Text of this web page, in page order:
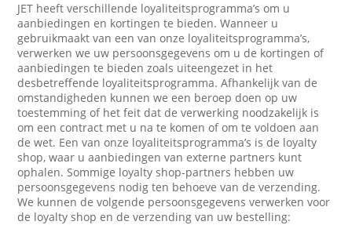
JET heeft verschillende loyaliteitsprogramma’s om u
aanbiedingen en kortingen te bieden. Wanneer u
gebruikmaakt van een van onze loyaliteitsprogramma’s,
verwerken we uw persoonsgegevens om u de kortingen of
aanbiedingen te bieden zoals uiteengezet in het
desbetreffende loyaliteitsprogramma. Afhankelijk van de
omstandigheden kunnen we een beroep doen op uw
toestemming of het feit dat de verwerking noodzakelijk is
om een contract met u na te komen of om te voldoen aan
de wet. Een van onze loyaliteitsprogramma’s is de loyalty
shop, waar u aanbiedingen van externe partners kunt
ophalen. Sommige loyalty shop-partners hebben uw
persoonsgegevens nodig ten behoeve van de verzending.
We kunnen de volgende persoonsgegevens verwerken voor
de loyalty shop en de verzending van uw bestelling: